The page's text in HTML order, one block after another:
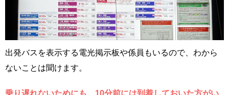
出発バスを表示する電光掲示板や係員もいるので、わから
ないことは聞けます。